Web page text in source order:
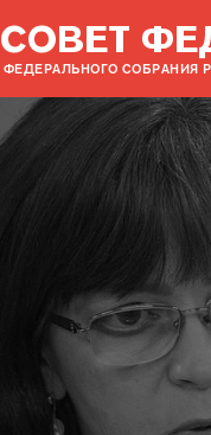
СОВЕТ
ФЕДЕРАЛЬНОГО СОБРАНИЯ